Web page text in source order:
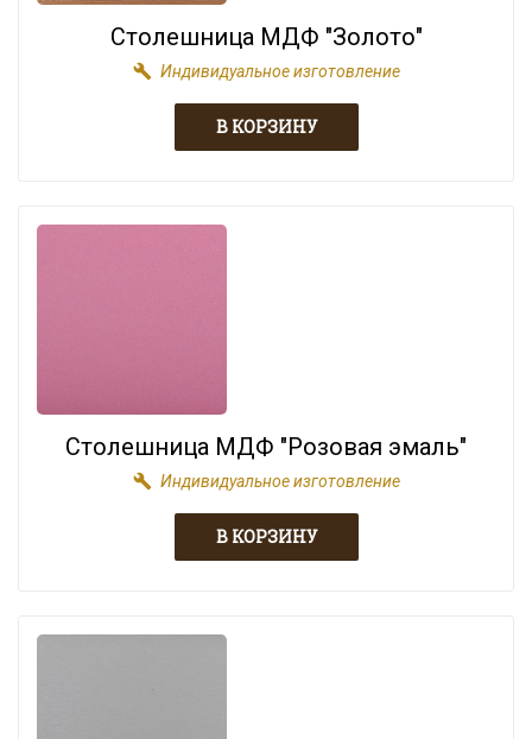
Столешница МДФ "Золото"
build Индивидуальное изготовление
Столешница МДФ "Розовая эмаль"
build Индивидуальное изготовление